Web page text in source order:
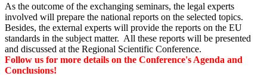
As the outcome of the exchanging seminars, the legal experts
involved will prepare the national reports on the selected topics.
Besides, the external experts will provide the reports on the EU
standards in the subject matter. All these reports will be presented
and discussed at the Regional Scientific Conference.
Follow us for more details on the Conference's Agenda and
Conclusions!